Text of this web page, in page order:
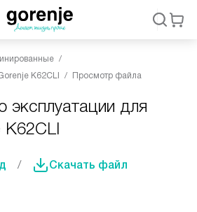
K62CLI
Просмотр файла
эксплуатации для
K62CLI
Скачать файл